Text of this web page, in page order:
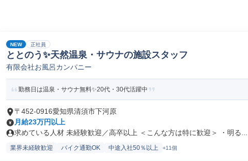
NEW 正社員
ととのう✨天然温泉・サウナの施設スタッフ
有限会社お風呂カンパニー
勤務日は温泉・サウナ無料✨20代・30代活躍中
〒452-0916愛知県清須市下河原
月給23万円以上
求めている人材 未経験歓迎／高卒以上 ＜こんな方は特に歓迎＞ ・明る...
業界未経験歓迎 バイク通勤OK 中途入社50％以上 +11個